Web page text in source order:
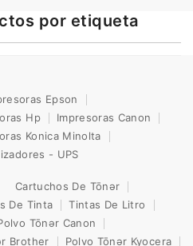
por etiqueta
Epson
Hp
Impresoras Canon
Konica Minolta
- UPS
Cartuchos De Tōnər
De Tinta
Tintas De Litro
Tōnər Canon
Brother
Polvo Tōnər Kyocera